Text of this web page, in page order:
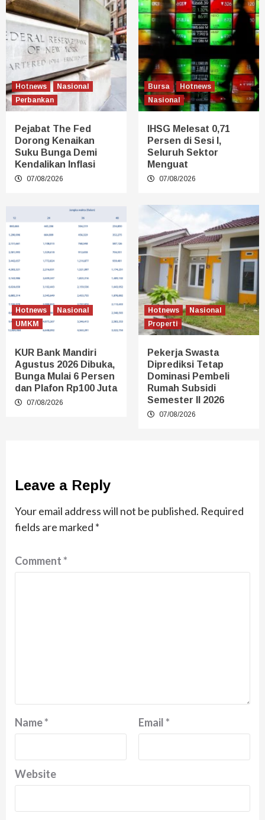
Hotnews
Nasional
Perbankan
Pejabat The Fed
Dorong Kenaikan
Suku Bunga Demi
Kendalikan Inflasi
07/08/2026
Bursa
Hotnews
Nasional
IHSG Melesat 0,71
Persen di Sesi I,
Seluruh Sektor
Menguat
07/08/2026
Hotnews
Nasional
UMKM
KUR Bank Mandiri
Agustus 2026 Dibuka,
Bunga Mulai 6 Persen
dan Plafon Rp100 Juta
07/08/2026
Hotnews
Nasional
Properti
Pekerja Swasta
Diprediksi Tetap
Dominasi Pembeli
Rumah Subsidi
Semester II 2026
07/08/2026
Leave a Reply
Your email address will not be published. Required
fields are marked *
Comment*
Name* Email*
Website